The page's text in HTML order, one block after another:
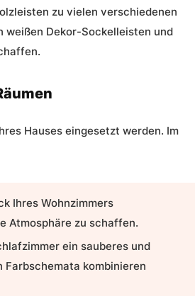
zu vielen verschiedenen
weißen Dekor-Sockelleisten und
Hauses eingesetzt werden. Im
Ihres Wohnzimmers
Atmosphäre zu schaffen.
ein sauberes und
kombinieren